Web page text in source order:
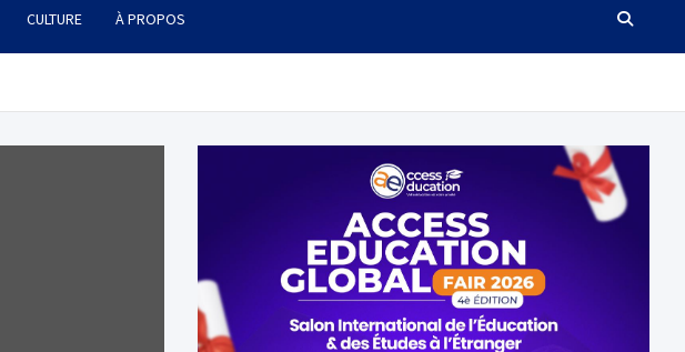
CULTURE À PROPOS